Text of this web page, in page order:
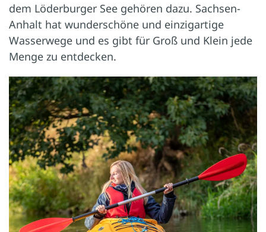
dem Löderburger See gehören dazu. Sachsen-
Anhalt hat wunderschöne und einzigartige
Wasserwege und es gibt für Groß und Klein jede
Menge zu entdecken.